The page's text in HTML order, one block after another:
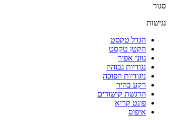
סגור
נגישות
הגדל טקסט
הקטן טקסט
גווני אפור
נגודיות גבוהה
ניגודיות הפוכה
רקע בהיר
הדגשת קישורים
פונט קריא
איפוס